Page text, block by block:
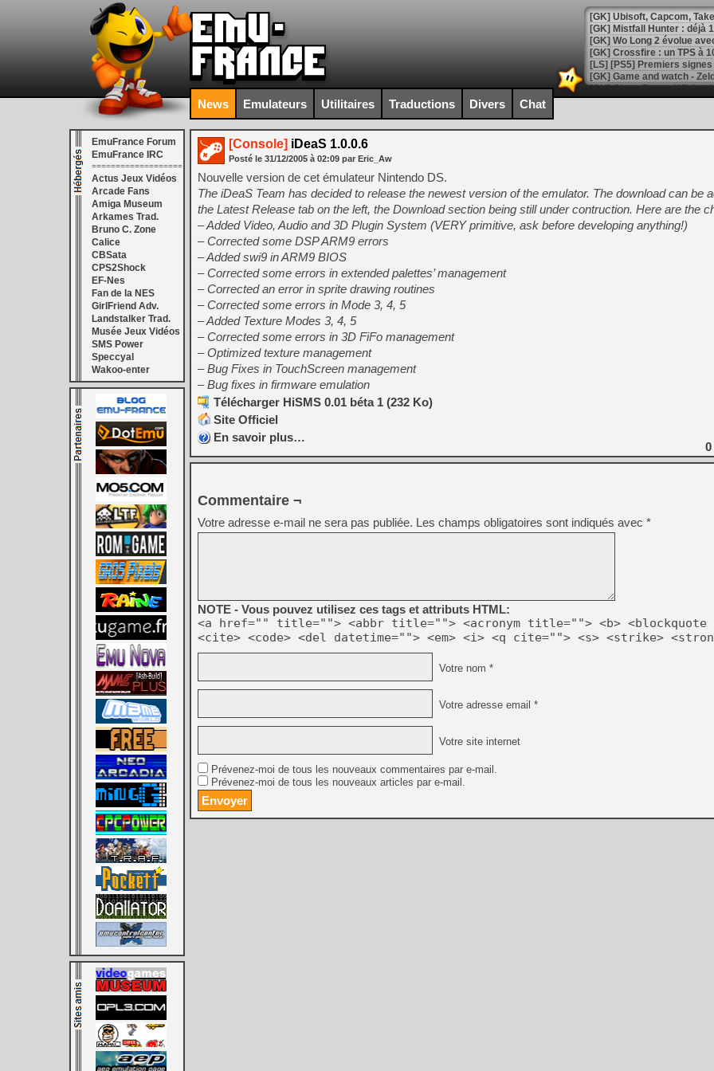
[GK] Mistfall Hunter : déjà
[GK] Wo Long 2 évolue
[GK] Crossfire : un TPS à
[LS] [PS5] Premiers
[Mo5] DOOM arrive en
[GK] Bethesda fête les 30
[GK] Roblox : l'action en
[GK] Agenda - GeForce
[GK] Devolver Digital en a
[LS] [PS5] ps5-y2jb-
[GK] Pourquoi Marvel
[GK] Test : Restory : Chill
[GK] GTA 6 : Rockstar
[GK] Hot Wheels Infinite
[GK] Mémoire cash -
[GK] Résultats Nintendo :
[GK] Déjà des
[Mo5] Brickboy cherche à
[GK] Minecraft et ses «
[GK] Beast of
[GK] Mémoire cash -
[GK] Dan Houser (GTA)
[GK] Comment EA Sports
[GK] Crimson Moon : un
[GK] Isle of Reveries : le
[GK] Moonlighter 2 : The
[GK] Capcom relance
[Mo5] Deux inédits du
[LTF] Eté 2026 - Séquence 6
News Emulateurs Utilitaires Traductions Divers Chat
EmuFrance Forum
EmuFrance IRC
===================
Actus Jeux Vidéos
Arcade Fans
Amiga Museum
Arkames Trad.
Bruno C. Zone
Calice
CBSata
CPS2Shock
EF-Nes
Fan de la NES
GirlFriend Adv.
Landstalker Trad.
Musée Jeux Vidéos
SMS Power
Speccyal
Wakoo-enter
[Console] iDeaS 1.0.0.6
Posté le 31/12/2005 à 02:09 par Eric_Aw
Nouvelle version de cet émulateur Nintendo DS.
The iDeaS Team has decided to release the newest version of the emulator. The download can be
the Latest Release tab on the left, the Download section being still under contruction. Here are the
– Added Video, Audio and 3D Plugin System (VERY primitive, ask before developing anything!)
– Corrected some DSP ARM9 errors
– Added swi9 in ARM9 BIOS
– Corrected some errors in extended palettes’ management
– Corrected an error in sprite drawing routines
– Corrected some errors in Mode 3, 4, 5
– Added Texture Modes 3, 4, 5
– Corrected some errors in 3D FiFo management
– Optimized texture management
– Bug Fixes in TouchScreen management
– Bug fixes in firmware emulation
Télécharger HiSMS 0.01 béta 1 (232 Ko)
Site Officiel
En savoir plus…
0
Commentaire ¬
Votre adresse e-mail ne sera pas publiée. Les champs obligatoires sont indiqués avec *
NOTE - Vous pouvez utilisez ces tags et attributs HTML:
<a href="" title=""> <abbr title=""> <acronym title=""> <b> <blockquote
<cite> <code> <del datetime=""> <em> <i> <q cite=""> <s> <strike>
Votre nom *
Votre adresse email *
Votre site internet
Prévenez-moi de tous les nouveaux commentaires par e-mail.
Prévenez-moi de tous les nouveaux articles par e-mail.